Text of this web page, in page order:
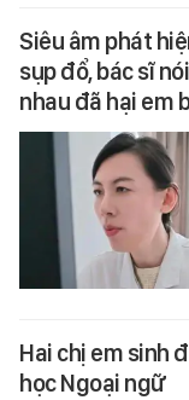
Siêu âm phát
sụp đổ, bác sĩ
nhau đã hại em
Hai chị em sinh
học Ngoại ngữ